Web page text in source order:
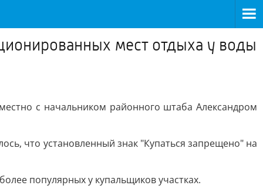
мест отдыха у воды
с начальником районного штаба Александром
что установленный знак "Купаться запрещено" на
популярных у купальщиков участках.